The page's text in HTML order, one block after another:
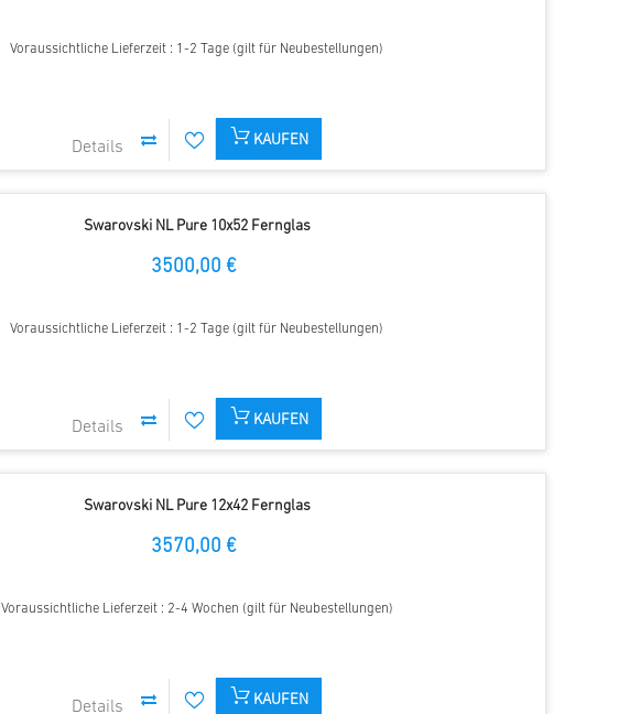
Voraussichtliche Lieferzeit : 1-2 Tage (gilt für Neubestellungen)
KAUFEN
Swarovski NL Pure 10x52 Fernglas
3500,00 €
Voraussichtliche Lieferzeit : 1-2 Tage (gilt für Neubestellungen)
KAUFEN
Swarovski NL Pure 12x42 Fernglas
3570,00 €
Voraussichtliche Lieferzeit : 2-4 Wochen (gilt für Neubestellungen)
KAUFEN